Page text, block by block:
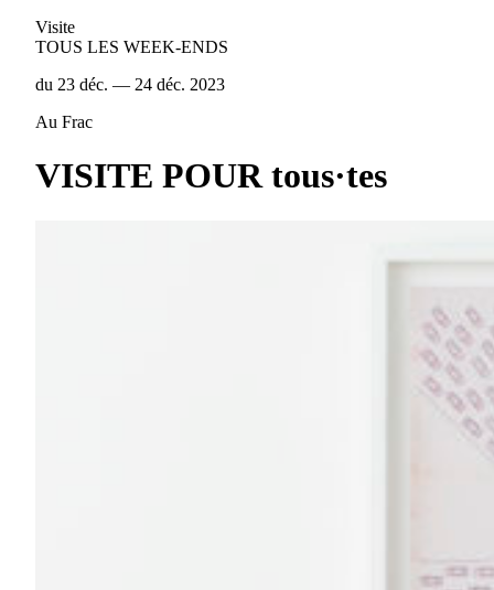
Visite
TOUS LES WEEK-ENDS
du 23 déc. — 24 déc. 2023
Au Frac
VISITE POUR tous·tes